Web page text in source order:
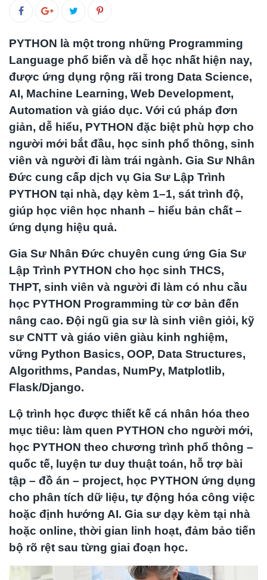
PYTHON là một trong những Programming
Language phổ biến và dễ học nhất hiện nay,
được ứng dụng rộng rãi trong Data Science,
AI, Machine Learning, Web Development,
Automation và giáo dục. Với cú pháp đơn
giản, dễ hiểu, PYTHON đặc biệt phù hợp cho
người mới bắt đầu, học sinh phổ thông, sinh
viên và người đi làm trái ngành. Gia Sư Nhân
Đức cung cấp dịch vụ Gia Sư Lập Trình
PYTHON tại nhà, dạy kèm 1–1, sát trình độ,
giúp học viên học nhanh – hiểu bản chất –
ứng dụng hiệu quả.
Gia Sư Nhân Đức chuyên cung ứng Gia Sư
Lập Trình PYTHON cho học sinh THCS,
THPT, sinh viên và người đi làm có nhu cầu
học PYTHON Programming từ cơ bản đến
nâng cao. Đội ngũ gia sư là sinh viên giỏi, kỹ
sư CNTT và giáo viên giàu kinh nghiệm,
vững Python Basics, OOP, Data Structures,
Algorithms, Pandas, NumPy, Matplotlib,
Flask/Django.
Lộ trình học được thiết kế cá nhân hóa theo
mục tiêu: làm quen PYTHON cho người mới,
học PYTHON theo chương trình phổ thông –
quốc tế, luyện tư duy thuật toán, hỗ trợ bài
tập – đồ án – project, học PYTHON ứng dụng
cho phân tích dữ liệu, tự động hóa công việc
hoặc định hướng AI. Gia sư dạy kèm tại nhà
hoặc online, thời gian linh hoạt, đảm bảo tiến
bộ rõ rệt sau từng giai đoạn học.